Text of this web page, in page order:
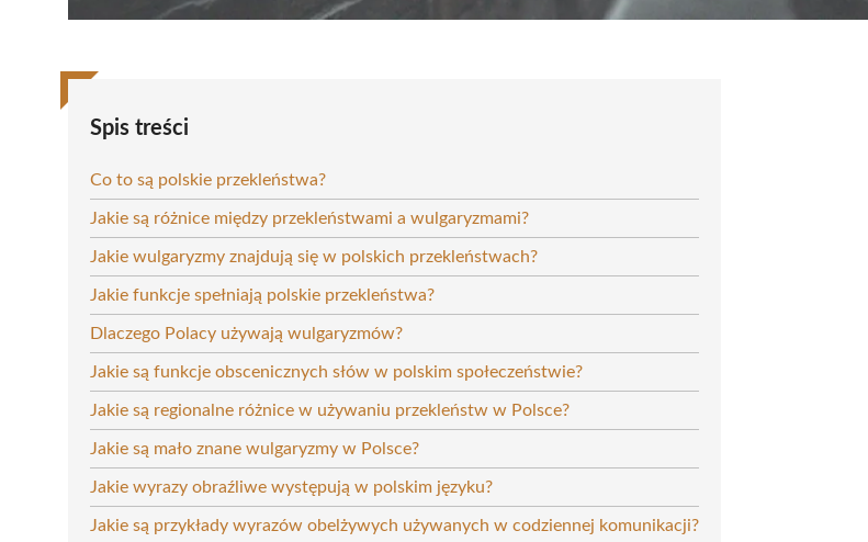
Spis treści
Co to są polskie przekleństwa?
Jakie są różnice między przekleństwami a wulgaryzmami?
Jakie wulgaryzmy znajdują się w polskich przekleństwach?
Jakie funkcje spełniają polskie przekleństwa?
Dlaczego Polacy używają wulgaryzmów?
Jakie są funkcje obscenicznych słów w polskim społeczeństwie?
Jakie są regionalne różnice w używaniu przekleństw w Polsce?
Jakie są mało znane wulgaryzmy w Polsce?
Jakie wyrazy obraźliwe występują w polskim języku?
Jakie są przykłady wyrazów obelżywych używanych w codziennej komunikacji?